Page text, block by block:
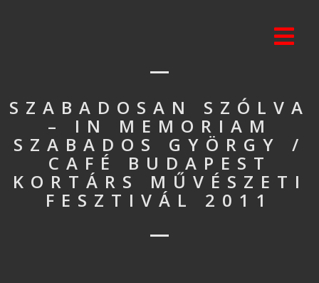
SZABADOSAN SZÓLVA
– IN MEMORIAM
SZABADOS GYÖRGY /
CAFÉ BUDAPEST
KORTÁRS MŰVÉSZETI
FESZTIVÁL 2011